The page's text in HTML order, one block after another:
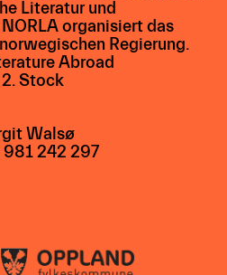
Literatur und
organisiert das
Regierung.
Abroad
Stock
Walsø
242 297